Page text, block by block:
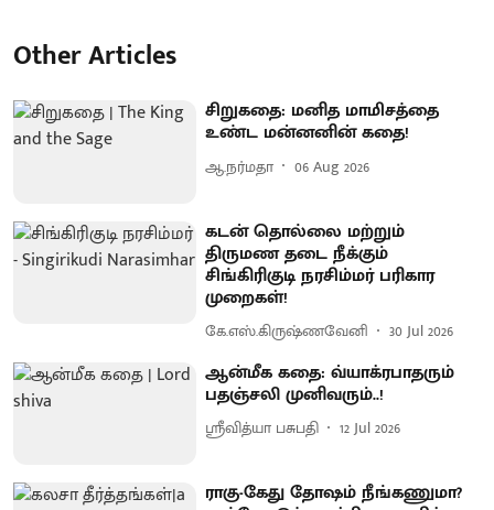
Other Articles
சிறுகதை: மனித மாமிசத்தை
உண்ட மன்னனின் கதை!
ஆ.நர்மதா 06 Aug 2026
கடன் தொல்லை மற்றும்
திருமண தடை நீக்கும்
சிங்கிரிகுடி நரசிம்மர் பரிகார
முறைகள்!
கே.எஸ்.கிருஷ்ணவேனி 30 Jul 2026
ஆன்மீக கதை: வ்யாக்ரபாதரும்
பதஞ்சலி முனிவரும்..!
ஸ்ரீவித்யா பசுபதி 12 Jul 2026
ராகு-கேது தோஷம் நீங்கணுமா?